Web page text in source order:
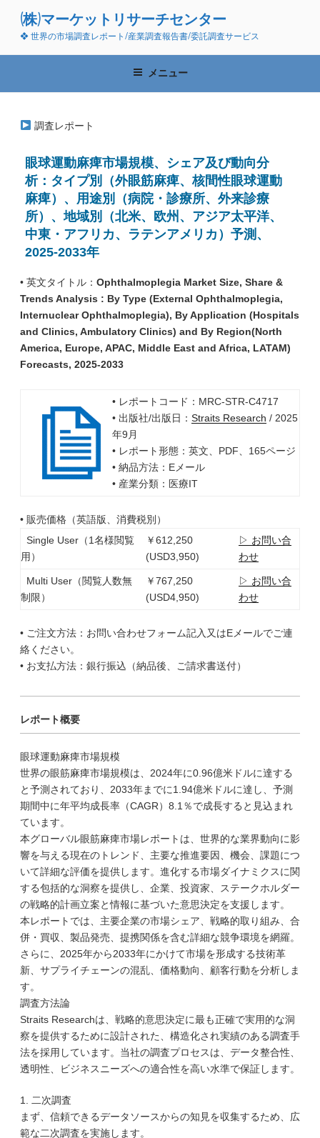
ン
(株)マーケットリサーチセンター
❖ 世界の市場調査レポート/産業調査報告書/委託調査サービス
メニュー
調査レポート
眼球運動麻痺市場規模、シェア及び動向分
析：タイプ別（外眼筋麻痺、核間性眼球運動
麻痺）、用途別（病院・診療所、外来診療
所）、地域別（北米、欧州、アジア太平洋、
中東・アフリカ、ラテンアメリカ）予測、
2025-2033年
• 英文タイトル： Ophthalmoplegia Market Size, Share &
Trends Analysis : By Type (External Ophthalmoplegia,
Internuclear Ophthalmoplegia), By Application (Hospitals
and Clinics, Ambulatory Clinics) and By Region(North
America, Europe, APAC, Middle East and Africa, LATAM)
Forecasts, 2025-2033
• レポートコード：MRC-STR-C4717
• 出版社/出版日： Straits Research / 2025
年9月
• レポート形態：英文、PDF、165ページ
• 納品方法：Eメール
• 産業分類：医療IT
• 販売価格（英語版、消費税別）
Single User（1名様閲覧
用）
￥612,250
(USD3,950)
▷ お問い合
わせ
Multi User（閲覧人数無
制限）
￥767,250
(USD4,950)
▷ お問い合
わせ
• ご注文方法：お問い合わせフォーム記入又はEメールでご連
絡ください。
• お支払方法：銀行振込（納品後、ご請求書送付）
レポート概要
眼球運動麻痺市場規模
世界の眼筋麻痺市場規模は、2024年に0.96億米ドルに達する
と予測されており、2033年までに1.94億米ドルに達し、予測
期間中に年平均成長率（CAGR）8.1％で成長すると見込まれ
ています。
本グローバル眼筋麻痺市場レポートは、世界的な業界動向に影
響を与える現在のトレンド、主要な推進要因、機会、課題につ
いて詳細な評価を提供します。進化する市場ダイナミクスに関
する包括的な洞察を提供し、企業、投資家、ステークホルダー
の戦略的計画立案と情報に基づいた意思決定を支援します。
本レポートでは、主要企業の市場シェア、戦略的取り組み、合
併・買収、製品発売、提携関係を含む詳細な競争環境を網羅。
さらに、2025年から2033年にかけて市場を形成する技術革
新、サプライチェーンの混乱、価格動向、顧客行動を分析しま
す。
調査方法論
Straits Researchは、戦略的意思決定に最も正確で実用的な洞
察を提供するために設計された、構造化され実績のある調査手
法を採用しています。当社の調査プロセスは、データ整合性、
透明性、ビジネスニーズへの適合性を高い水準で保証します。
1. 二次調査
まず、信頼できるデータソースからの知見を収集するため、広
範な二次調査を実施します。